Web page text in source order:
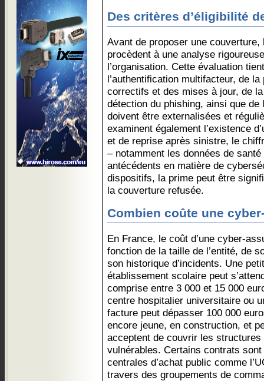
Des critères d’éligibilité
Avant de proposer une
procèdent à une analyse
l’organisation. Cette évaluation
l’authentification multifacteur, de
correctifs et des mises à jour, de
détection du phishing, ainsi que
doivent être externalisées et
examinent également l’existence
et de reprise après sinistre, le
– notamment les données de
antécédents en matière de
dispositifs, la prime peut être
la couverture refusée.
Combien coûte une
En France, le coût d’une cyber-
fonction de la taille de l’entité, de
son historique d’incidents. Une
établissement scolaire peut
comprise entre 3 000 et 15 000
centre hospitalier universitaire ou
facture peut dépasser 100 000
encore jeune, en construction, et
acceptent de couvrir les
vulnérables. Certains contrats
centrales d’achat public comme
travers des groupements de